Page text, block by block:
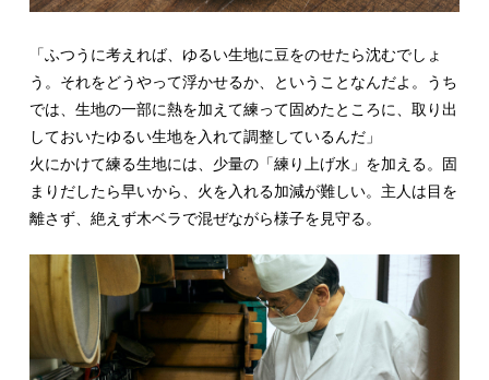
「ふつうに考えれば、ゆるい生地に豆をのせたら沈むでしょ
う。それをどうやって浮かせるか、ということなんだよ。うち
では、生地の一部に熱を加えて練って固めたところに、取り出
しておいたゆるい生地を入れて調整しているんだ」
火にかけて練る生地には、少量の「練り上げ水」を加える。固
まりだしたら早いから、火を入れる加減が難しい。主人は目を
離さず、絶えず木ベラで混ぜながら様子を見守る。